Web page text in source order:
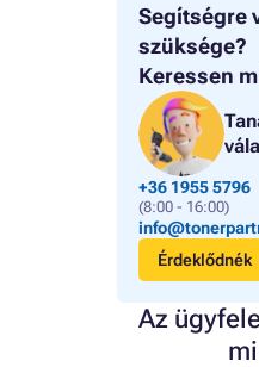
Segítségre
szüksége?
Keressen
+36 1955 5796
(8:00 - 16:00)
Érdeklődnék
Az